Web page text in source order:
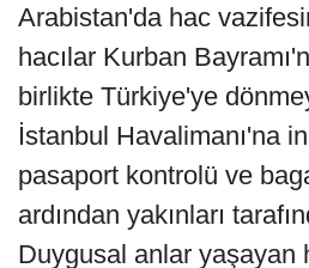
Arabistan'da hac
hacılar Kurban
birlikte Türkiye'ye
İstanbul Havalimanı'na
pasaport kontrolü ve
ardından yakınları
Duygusal anlar yaşayan